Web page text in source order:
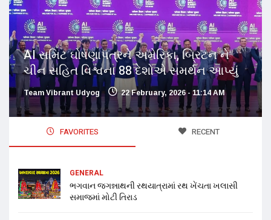
AI સમિટ ઘોષણાપત્રને અમેરિકા, બ્રિટન ને
ચીન સહિત વિશ્વના 88 દેશોએ સમર્થન આપ્યું
Team Vibrant Udyog 22 February, 2026 - 11:14 AM
FAVORITES RECENT
GENERAL
ભગવાન જગન્નાથની રથયાત્રામાં રથ ખેંચતા ખલાસી
સમાજમાં મોટી તિરાડ